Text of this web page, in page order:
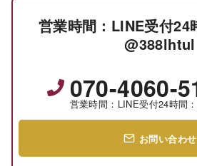
営業時間：LINE受付24
@388lhtul
070-4060-
営業時間：LINE受付24時間
お問い合わせ